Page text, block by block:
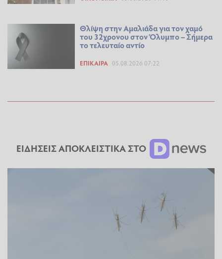
Θλίψη στην Αμαλιάδα για τον χαμό
του 32χρονου στον Όλυμπο – Σήμερα
το τελευταίο αντίο
ΕΠΊΚΑΙΡΑ 05.08.2026 07:22
ΕΙΔΗΣΕΙΣ ΑΠΟΚΛΕΙΣΤΙΚΑ ΣΤΟ